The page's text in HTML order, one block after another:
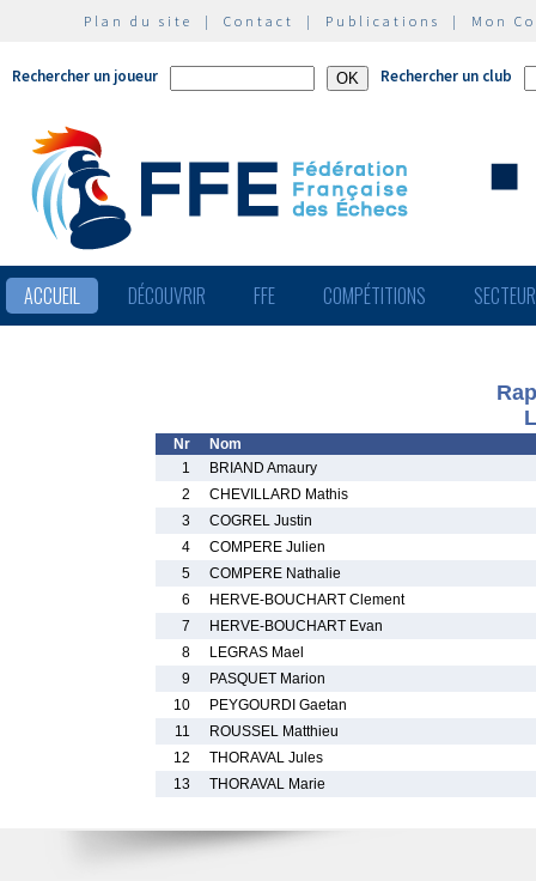
Plan du site | Contact | Publications | Mon
Rechercher un joueur Rechercher un club
ACCUEIL DÉCOUVRIR FFE COMPÉTITIONS
Nr
Nom
1
BRIAND Amaury
2
CHEVILLARD Mathis
3
COGREL Justin
4
COMPERE Julien
5
COMPERE Nathalie
6
HERVE-BOUCHART Clement
7
HERVE-BOUCHART Evan
8
LEGRAS Mael
9
PASQUET Marion
10
PEYGOURDI Gaetan
11
ROUSSEL Matthieu
12
THORAVAL Jules
13
THORAVAL Marie